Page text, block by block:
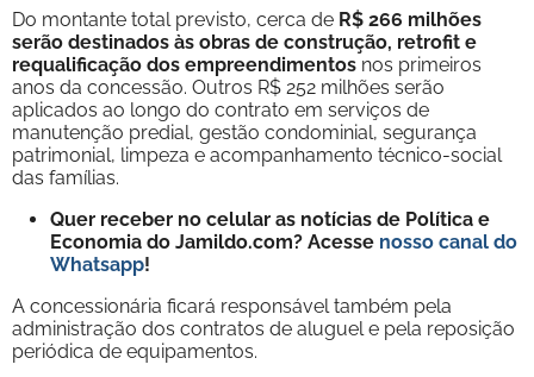
Do montante total previsto, cerca de R$ 266 milhões
serão destinados às obras de construção, retrofit e
requalificação dos empreendimentos nos primeiros
anos da concessão. Outros R$ 252 milhões serão
aplicados ao longo do contrato em serviços de
manutenção predial, gestão condominial, segurança
patrimonial, limpeza e acompanhamento técnico-social
das famílias.
Quer receber no celular as notícias de Política e
Economia do Jamildo.com? Acesse nosso canal do
Whatsapp!
A concessionária ficará responsável também pela
administração dos contratos de aluguel e pela reposição
periódica de equipamentos.